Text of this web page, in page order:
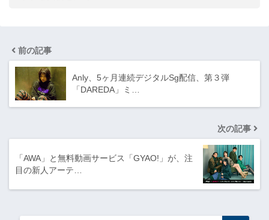
前の記事
Anly、5ヶ月連続デジタルSg配信、第３弾
「DAREDA」ミ…
次の記事
「AWA」と無料動画サービス「GYAO!」が、注
目の新人アーテ…